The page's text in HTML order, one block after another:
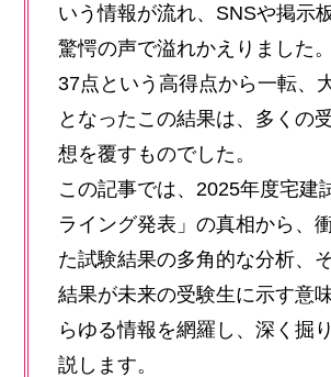
いう情報が流れ、SNSや掲示
驚愕の声で溢れかえりました
37点という高得点から一転、
となったこの結果は、多くの
想を覆すものでした。
この記事では、2025年度宅建
ライング発表」の真相から、
た試験結果の多角的な分析、
結果が未来の受験生に示す意
らゆる情報を網羅し、深く掘
説します。